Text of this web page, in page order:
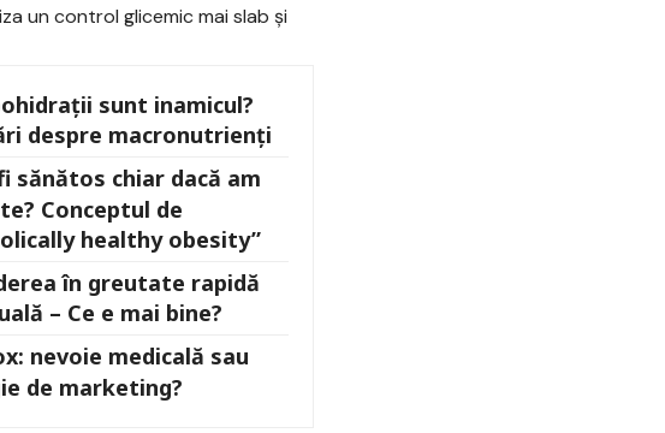
un control glicemic mai slab și
sunt inamicul?
despre macronutrienți
sănătos chiar dacă am
Conceptul de
healthy obesity”
în greutate rapidă
– Ce e mai bine?
nevoie medicală sau
de marketing?